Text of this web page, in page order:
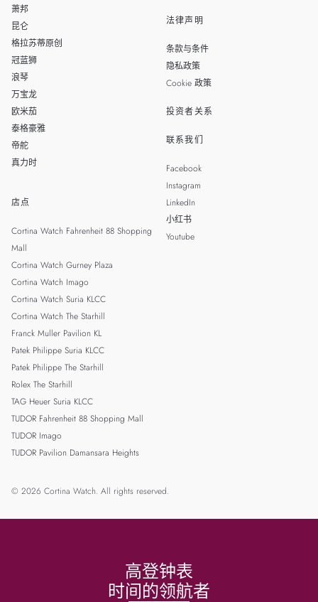
萧邦
昆仑
格拉苏蒂原创
冠蓝狮
浪琴
万宝龙
欧米茄
泰格豪雅
帝舵
真力时
店点
Cortina Watch Fahrenheit 88 Shopping
Mall
Cortina Watch Gurney Plaza
Cortina Watch Imago
Cortina Watch Suria KLCC
Cortina Watch The Starhill
Franck Muller Pavilion KL
Patek Philippe Suria KLCC
Patek Philippe The Starhill
Rolex The Starhill
TAG Heuer Suria KLCC
TUDOR Fahrenheit 88 Shopping Mall
TUDOR Imago
TUDOR Pavilion Damansara Heights
法律声明
条款与条件
隐私政策
Cookie 政策
投资者关系
联系我们
Facebook
Instagram
LinkedIn
小红书
Youtube
© 2026 Cortina Watch. All rights reserved.
高登钟表
时间的领航者